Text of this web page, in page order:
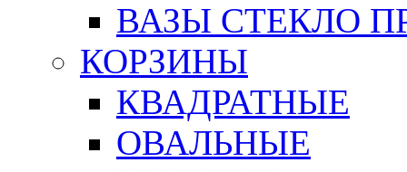
ВАЗЫ СТЕКЛО
КОРЗИНЫ
КВАДРАТНЫЕ
ОВАЛЬНЫЕ